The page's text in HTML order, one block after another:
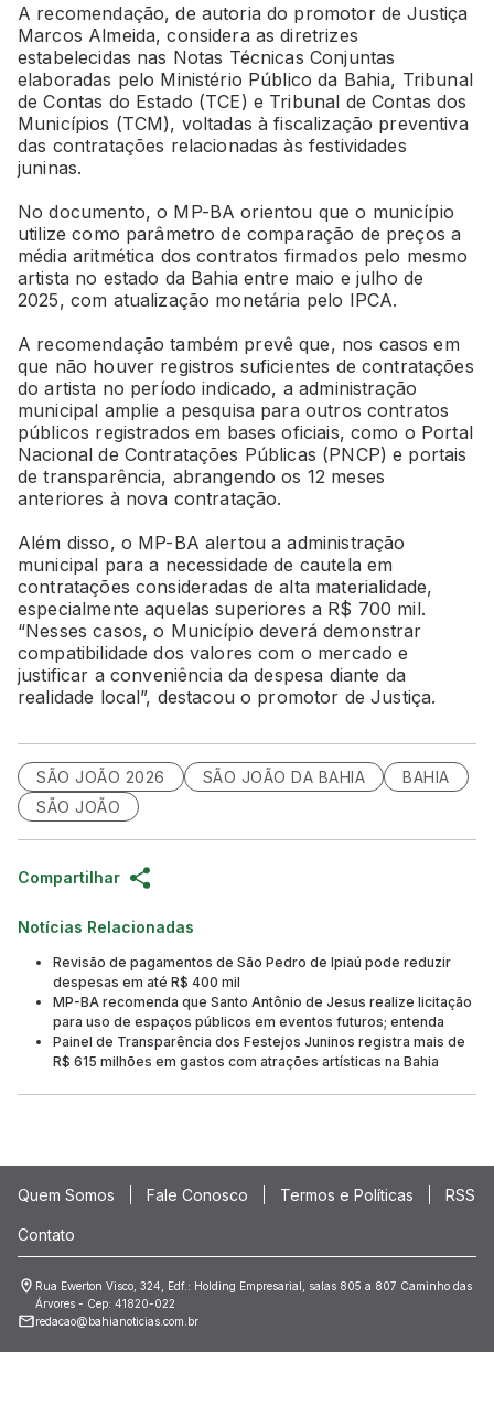
A recomendação, de autoria do promotor de Justiça
Marcos Almeida, considera as diretrizes
estabelecidas nas Notas Técnicas Conjuntas
elaboradas pelo Ministério Público da Bahia, Tribunal
de Contas do Estado (TCE) e Tribunal de Contas dos
Municípios (TCM), voltadas à fiscalização preventiva
das contratações relacionadas às festividades
juninas.
No documento, o MP-BA orientou que o município
utilize como parâmetro de comparação de preços a
média aritmética dos contratos firmados pelo mesmo
artista no estado da Bahia entre maio e julho de
2025, com atualização monetária pelo IPCA.
A recomendação também prevê que, nos casos em
que não houver registros suficientes de contratações
do artista no período indicado, a administração
municipal amplie a pesquisa para outros contratos
públicos registrados em bases oficiais, como o Portal
Nacional de Contratações Públicas (PNCP) e portais
de transparência, abrangendo os 12 meses
anteriores à nova contratação.
Além disso, o MP-BA alertou a administração
municipal para a necessidade de cautela em
contratações consideradas de alta materialidade,
especialmente aquelas superiores a R$ 700 mil.
“Nesses casos, o Município deverá demonstrar
compatibilidade dos valores com o mercado e
justificar a conveniência da despesa diante da
realidade local”, destacou o promotor de Justiça.
SÃO JOÃO 2026 SÃO JOÃO DA BAHIA
BAHIA
SÃO JOÃO
Compartilhar
Notícias Relacionadas
Revisão de pagamentos de São Pedro de Ipiaú pode reduzir
despesas em até R$ 400 mil
MP-BA recomenda que Santo Antônio de Jesus realize licitação
para uso de espaços públicos em eventos futuros; entenda
Painel de Transparência dos Festejos Juninos registra mais de
R$ 615 milhões em gastos com atrações artísticas na Bahia
Quem Somos Fale Conosco Termos e Políticas RSS
Contato
Rua Ewerton Visco, 324, Edf.: Holding Empresarial, salas 805 a 807 Caminho das
Árvores - Cep: 41820-022
redacao@bahianoticias.com.br